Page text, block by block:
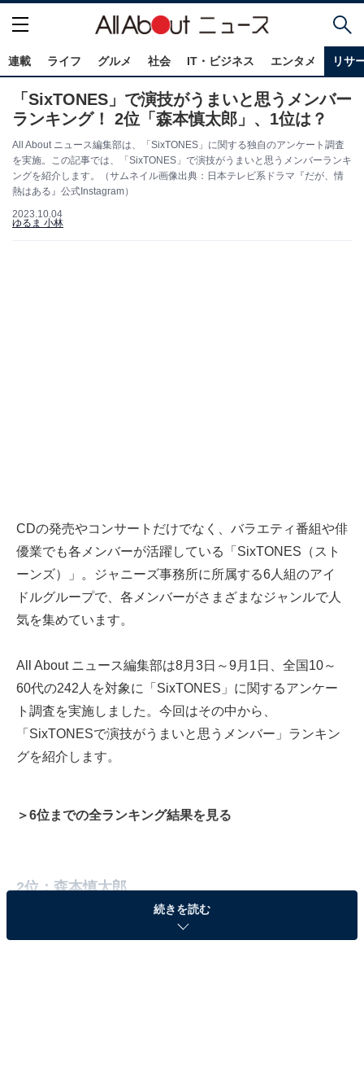
連載 ライフ グルメ 社会 IT・ビジネス エンタメ リサ
「SixTONES」で演技がうまいと思うメンバー
ランキング！ 2位「森本慎太郎」、1位は？
All About ニュース編集部は、「SixTONES」に関する独自のアンケート調査
を実施。この記事では、「SixTONES」で演技がうまいと思うメンバーランキ
ングを紹介します。（サムネイル画像出典：日本テレビ系ドラマ『だが、情
熱はある』公式Instagram）
2023.10.04
ゆるま 小林
CDの発売やコンサートだけでなく、バラエティ番組や俳
優業でも各メンバーが活躍している「SixTONES（スト
ーンズ）」。ジャニーズ事務所に所属する6人組のアイ
ドルグループで、各メンバーがさまざまなジャンルで人
気を集めています。
All About ニュース編集部は8月3日～9月1日、全国10～
60代の242人を対象に「SixTONES」に関するアンケー
ト調査を実施しました。今回はその中から、
「SixTONESで演技がうまいと思うメンバー」ランキン
グを紹介します。
＞6位までの全ランキング結果を見る
2位：森本慎太郎
続きを読む